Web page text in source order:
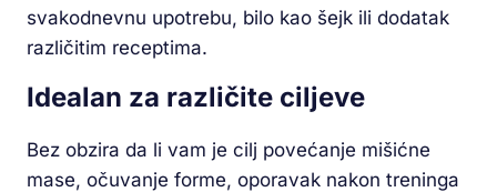
svakodnevnu upotrebu, bilo kao šejk ili dodatak
različitim receptima.
Idealan za različite ciljeve
Bez obzira da li vam je cilj povećanje mišićne
mase, očuvanje forme, oporavak nakon treninga